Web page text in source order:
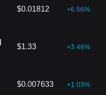
$0.01812 +6.56%
$1.33 +3.46%
$0.007633 +1.03%